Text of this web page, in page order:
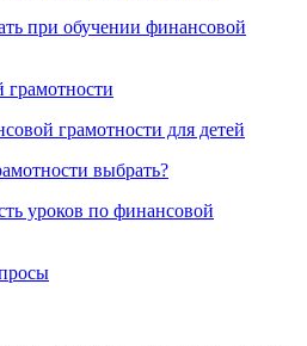
при обучении финансовой
грамотности для детей
выбрать?
уроков по финансовой